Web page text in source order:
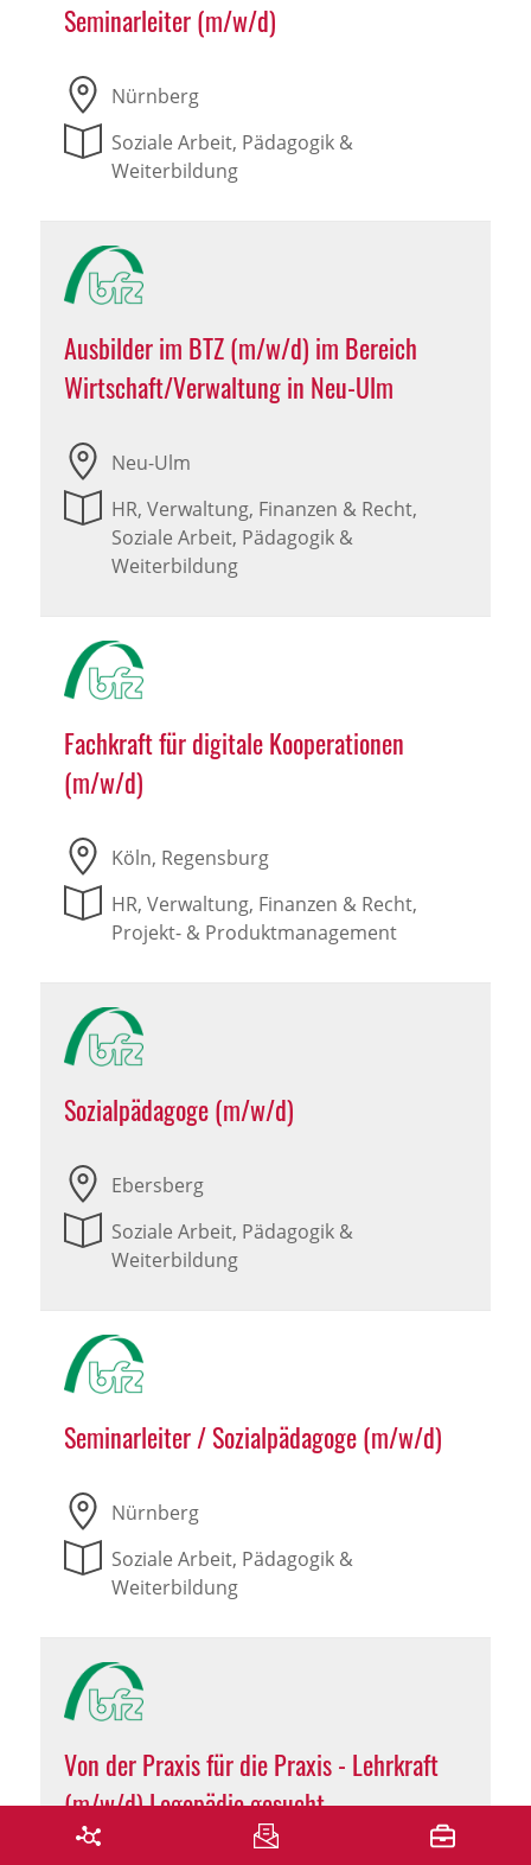
Seminarleiter (m/w/d)
Nürnberg
Soziale Arbeit, Pädagogik &
Weiterbildung
Ausbilder im BTZ (m/w/d) im Bereich
Wirtschaft/Verwaltung in Neu-Ulm
Neu-Ulm
HR, Verwaltung, Finanzen & Recht,
Soziale Arbeit, Pädagogik &
Weiterbildung
Fachkraft für digitale Kooperationen
(m/w/d)
Köln, Regensburg
HR, Verwaltung, Finanzen & Recht,
Projekt- & Produktmanagement
Sozialpädagoge (m/w/d)
Ebersberg
Soziale Arbeit, Pädagogik &
Weiterbildung
Seminarleiter / Sozialpädagoge (m/w/d)
Nürnberg
Soziale Arbeit, Pädagogik &
Weiterbildung
Von der Praxis für die Praxis - Lehrkraft
(m/w/d) Logopädie gesucht